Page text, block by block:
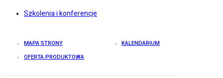
Szkolenia i konferencje
MAPA STRONY KALENDARIUM
OFERTA PRODUKTOWA